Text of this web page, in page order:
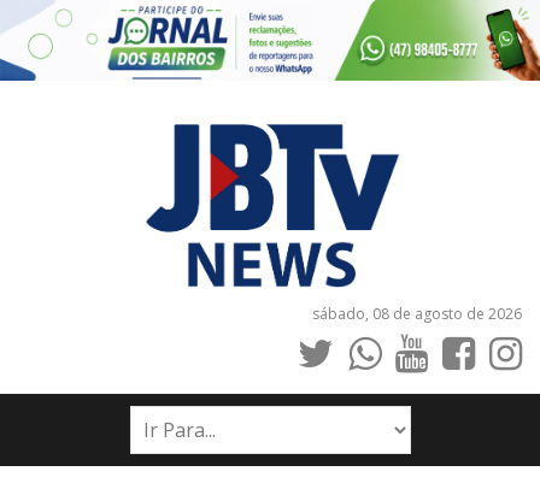
sábado, 08 de agosto de 2026
INÍCIO
NOTÍCIAS